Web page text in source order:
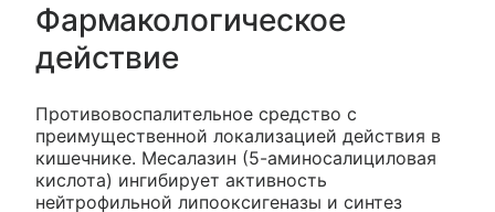
Фармакологическое
действие
Противовоспалительное средство с
преимущественной локализацией действия в
кишечнике. Месалазин (5-аминосалициловая
кислота) ингибирует активность
нейтрофильной липооксигеназы и синтез